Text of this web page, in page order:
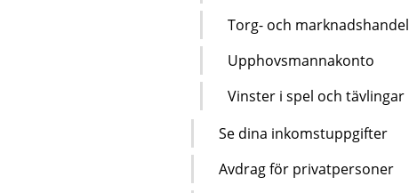
Torg- och marknadshandel
Upphovsmannakonto
Vinster i spel och tävlingar
Se dina inkomstuppgifter
Avdrag för privatpersoner